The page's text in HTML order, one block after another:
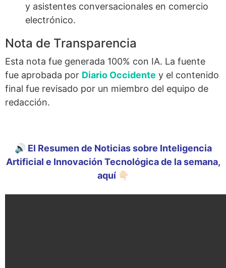
y asistentes conversacionales en comercio
electrónico.
Nota de Transparencia
Esta nota fue generada 100% con IA. La fuente
fue aprobada por Diario Occidente y el contenido
final fue revisado por un miembro del equipo de
redacción.
🔊 El Resumen de Noticias sobre Inteligencia
Artificial e Innovación Tecnológica de la semana,
aquí 👇🏻